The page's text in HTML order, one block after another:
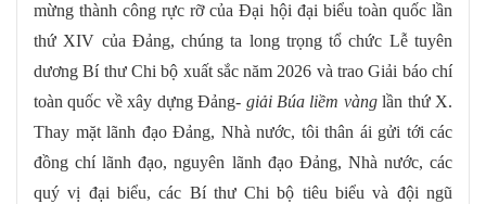
mừng thành công rực rỡ của Đại hội đại biểu toàn quốc lần
thứ XIV của Đảng, chúng ta long trọng tổ chức Lễ tuyên
dương Bí thư Chi bộ xuất sắc năm 2026 và trao Giải báo chí
toàn quốc về xây dựng Đảng- giải Búa liềm vànglần thứ X.
Thay mặt lãnh đạo Đảng, Nhà nước, tôi thân ái gửi tới các
đồng chí lãnh đạo, nguyên lãnh đạo Đảng, Nhà nước, các
quý vị đại biểu, các Bí thư Chi bộ tiêu biểu và đội ngũ